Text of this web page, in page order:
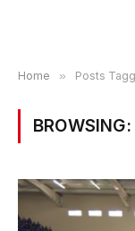
Home » Posts
BROWSING: